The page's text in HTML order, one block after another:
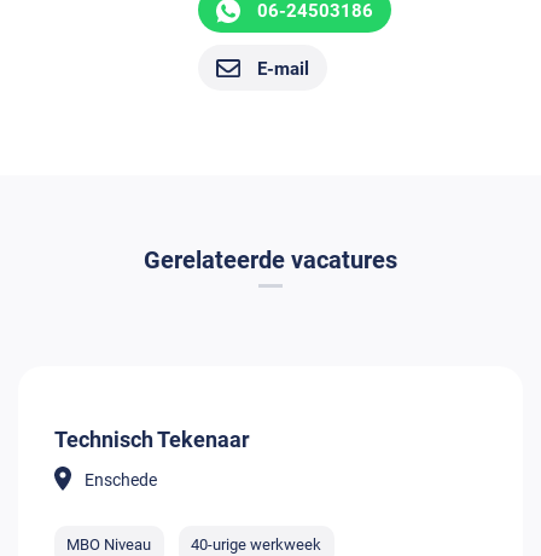
06-24503186
E-mail
Gerelateerde vacatures
Technisch Tekenaar
Enschede
MBO Niveau 40-urige werkweek